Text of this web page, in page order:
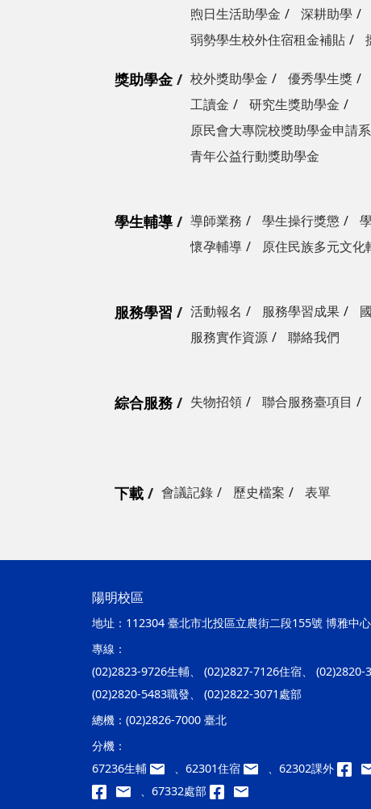
煦日生活助學金
深耕助學
弱勢學生校外住宿租金補貼
獎助學金 校外獎助學金 優秀學生獎
工讀金
研究生獎助學金
原民會大專院校獎助學金申請
青年公益行動獎助學金
學生輔導 導師業務 學生操行獎懲
懷孕輔導
原住民族多元文化
服務學習 活動報名 服務學習成果
服務實作資源
聯絡我們
綜合服務 失物招領 聯合服務臺項目
下載 會議記錄 歷史檔案 表單
陽明校區
地址： 112304 臺北市北投區立農街二段155號 博雅中
專線：
(02)2823-9726生輔、 (02)2827-7126住宿、 (02)2820-
(02)2820-5483職發、 (02)2822-3071處部
總機： (02)2826-7000 臺北
分機：
67236生輔
、62301住宿 、62302課外
、67332處部